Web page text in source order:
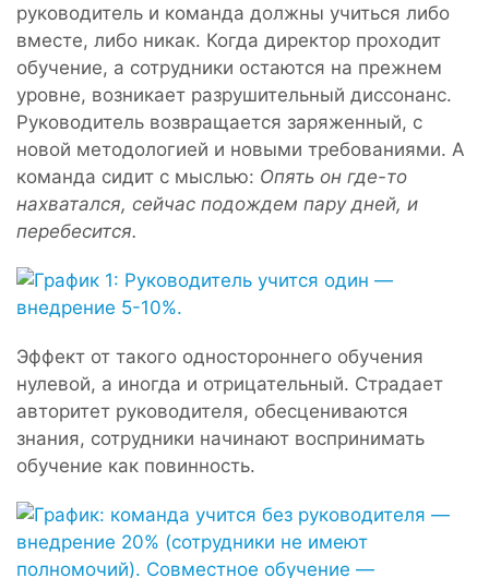
руководитель и команда должны учиться либо
вместе, либо никак. Когда директор проходит
обучение, а сотрудники остаются на прежнем
уровне, возникает разрушительный диссонанс.
Руководитель возвращается заряженный, с
новой методологией и новыми требованиями. А
команда сидит с мыслью: Опять он где-то
нахватался, сейчас подождем пару дней, и
перебесится.
Эффект от такого одностороннего обучения
нулевой, а иногда и отрицательный. Страдает
авторитет руководителя, обесцениваются
знания, сотрудники начинают воспринимать
обучение как повинность.